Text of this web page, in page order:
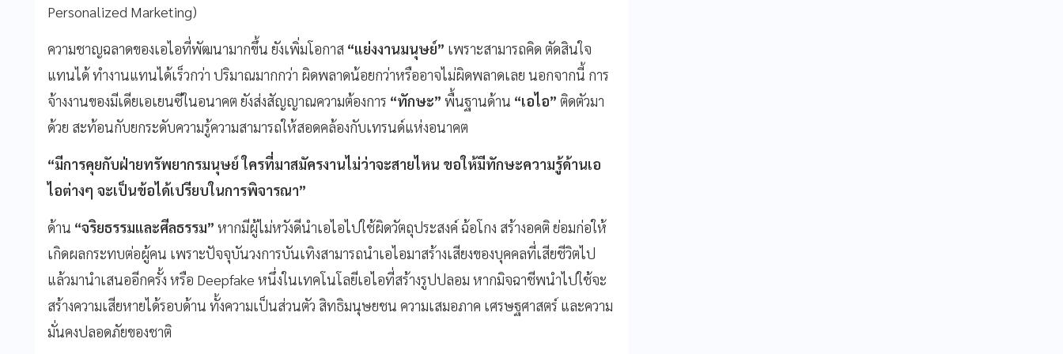
Personalized Marketing)
ความชาญฉลาดของเอไอที่พัฒนามากขึ้น ยังเพิ่มโอกาส “แย่งงานมนุษย์” เพราะสามารถคิด ตัดสินใจ
แทนได้ ทำงานแทนได้เร็วกว่า ปริมาณมากกว่า ผิดพลาดน้อยกว่าหรืออาจไม่ผิดพลาดเลย นอกจากนี้ การ
จ้างงานของมีเดียเอเยนซีในอนาคต ยังส่งสัญญาณความต้องการ “ทักษะ” พื้นฐานด้าน “เอไอ” ติดตัวมา
ด้วย สะท้อนกับยกระดับความรู้ความสามารถให้สอดคล้องกับเทรนด์แห่งอนาคต
“มีการคุยกับฝ่ายทรัพยากรมนุษย์ ใครที่มาสมัครงานไม่ว่าจะสายไหน ขอให้มีทักษะความรู้ด้านเอ
ไอต่างๆ จะเป็นข้อได้เปรียบในการพิจารณา”
ด้าน “จริยธรรมและศีลธรรม” หากมีผู้ไม่หวังดีนำเอไอไปใช้ผิดวัตถุประสงค์ ฉ้อโกง สร้างอคติ ย่อมก่อให้
เกิดผลกระทบต่อผู้คน เพราะปัจจุบันวงการบันเทิงสามารถนำเอไอมาสร้างเสียงของบุคคลที่เสียชีวิตไป
แล้วมานำเสนออีกครั้ง หรือ Deepfake หนึ่งในเทคโนโลยีเอไอที่สร้างรูปปลอม หากมิจฉาชีพนำไปใช้จะ
สร้างความเสียหายได้รอบด้าน ทั้งความเป็นส่วนตัว สิทธิมนุษยชน ความเสมอภาค เศรษฐศาสตร์ และความ
มั่นคงปลอดภัยของชาติ